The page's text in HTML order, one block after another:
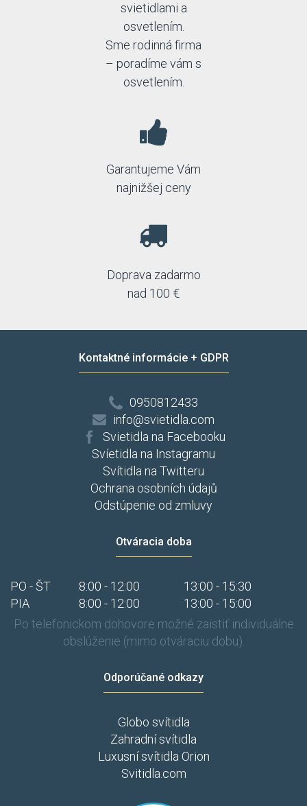
svietidlami a
osvetlením.
Sme rodinná firma
– poradíme vám s
osvetlením.
Garantujeme Vám
najnižšej ceny
Doprava zadarmo
nad 100 €
Kontaktné informácie + GDPR
0950812433
info@svietidla.com
Svietidla na Facebooku
Svíetidla na Instagramu
Svítidla na Twitteru
Ochrana osobních údajů
Odstúpenie od zmluvy
Otváracia doba
PO - ŠT 8:00 - 12:00
13:00 - 15:30
PIA
8:00 - 12:00
13:00 - 15:00
Po telefonickom dohovore možné zaistiť individuálne
obslúženie (mimo otváraciu dobu).
Odporúčané odkazy
Globo svítidla
Zahradní svítidla
Luxusní svítidla Orion
Svitidla.com